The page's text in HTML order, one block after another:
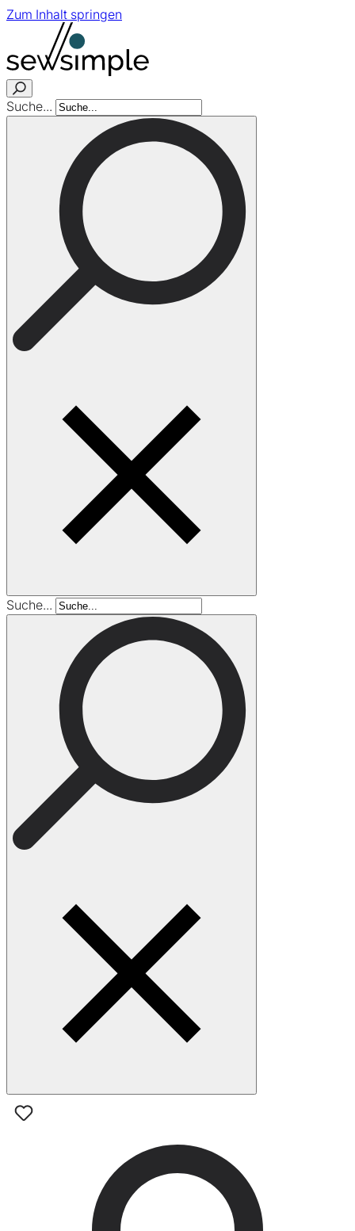
Zum Inhalt springen
Suche...
Suche...